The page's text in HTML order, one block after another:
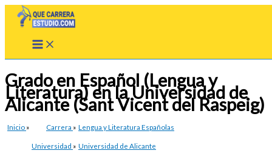
Grado en Español (Lengua y
Literatura) en la Universidad de
Alicante (Sant Vicent del Raspeig)
Inicio » Carrera » Lengua y Literatura Españolas
Universidad » Universidad de Alicante